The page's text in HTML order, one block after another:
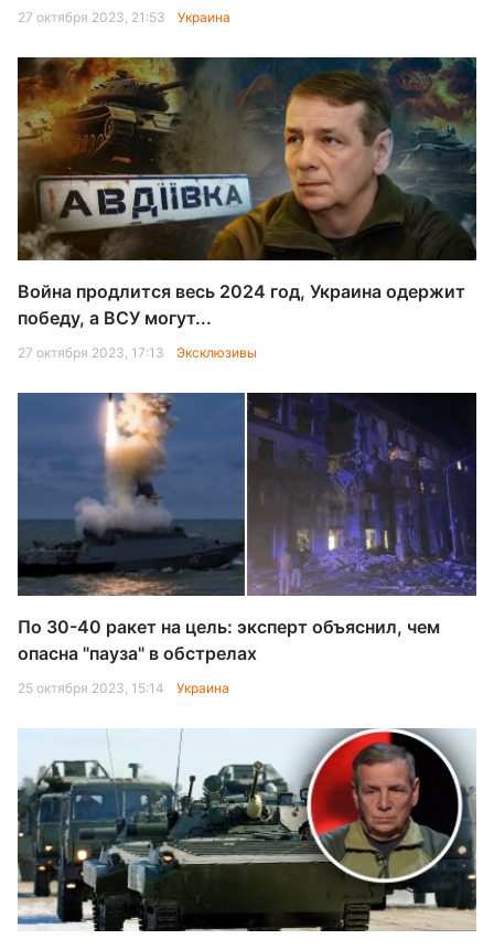
27 октября 2023, 21:53 Украина
Война продлится весь 2024 год, Украина одержит
победу, а ВСУ могут...
27 октября 2023, 17:13 Эксклюзивы
По 30-40 ракет на цель: эксперт объяснил, чем
опасна "пауза" в обстрелах
25 октября 2023, 15:14 Украина